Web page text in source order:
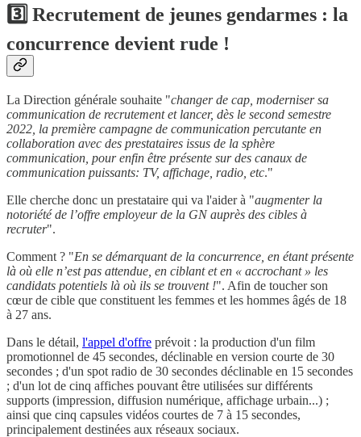
3️⃣ Recrutement de jeunes gendarmes : la
concurrence devient rude !
La Direction générale souhaite "changer de cap, moderniser sa
communication de recrutement et lancer, dès le second semestre
2022, la première campagne de communication percutante en
collaboration avec des prestataires issus de la sphère
communication, pour enfin être présente sur des canaux de
communication puissants: TV, affichage, radio, etc."
Elle cherche donc un prestataire qui va l'aider à "augmenter la
notoriété de l’offre employeur de la GN auprès des cibles à
recruter".
Comment ? "En se démarquant de la concurrence, en étant présente
là où elle n’est pas attendue, en ciblant et en « accrochant » les
candidats potentiels là où ils se trouvent !". Afin de toucher son
cœur de cible que constituent les femmes et les hommes âgés de 18
à 27 ans.
Dans le détail, l'appel d'offre prévoit : la production d'un film
promotionnel de 45 secondes, déclinable en version courte de 30
secondes ; d'un spot radio de 30 secondes déclinable en 15 secondes
; d'un lot de cinq affiches pouvant être utilisées sur différents
supports (impression, diffusion numérique, affichage urbain...) ;
ainsi que cinq capsules vidéos courtes de 7 à 15 secondes,
principalement destinées aux réseaux sociaux.